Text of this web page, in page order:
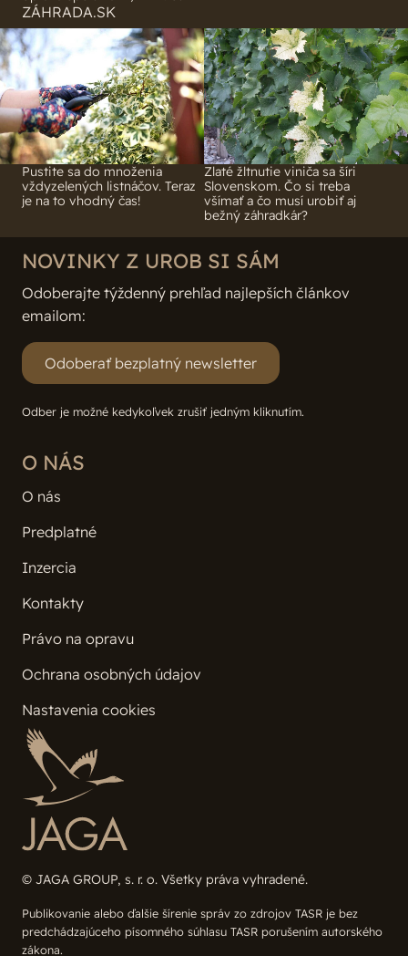
Pustite sa do množenia
vždyzelených listnáčov. Teraz
je na to vhodný čas!
Zlaté žltnutie viniča sa šíri
Slovenskom. Čo si treba
všímať a čo musí urobiť aj
bežný záhradkár?
© JAGA GROUP, s. r. o. Všetky práva vyhradené.
predchádzajúceho písomného súhlasu TASR porušením autorského
O NÁS
NOVINKY Z UROB SI SÁM
Odoberajte týždenný prehľad najlepších článkov
emailom:
Odoberať bezplatný newsletter
Odber je možné kedykoľvek zrušiť jedným kliknutím.